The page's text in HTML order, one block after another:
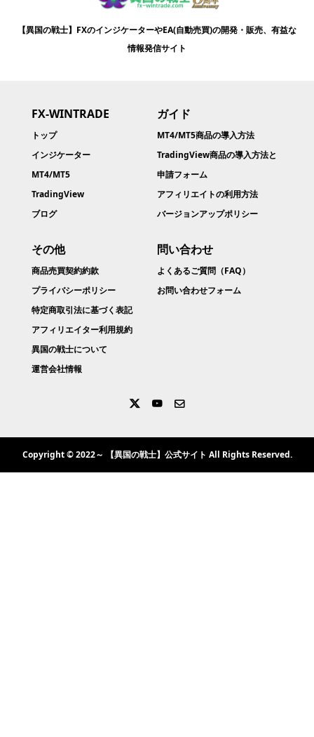
【異国の戦士】FXのインジケーターやEA(自動売買)の開発・販売、有益な
情報発信サイト
FX-WINTRADE
トップ
インジケーター
MT4/MT5
TradingView
ブログ
ガイド
MT4/MT5商品の導入方法
TradingView商品の導入方法と
申請フォーム
アフィリエイトの利用方法
バージョンアップポリシー
その他
商品売買契約約款​
プライバシーポリシー
特定商取引法に基づく表記
アフィリエイター利用規約
異国の戦士について
運営会社情報
問い合わせ
よくあるご質問（FAQ）
お問い合わせフォーム
Copyright © 2022～ 【異国の戦士】公式サイト All Rights Reserved.